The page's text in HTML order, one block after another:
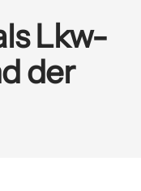
Lkw-
der